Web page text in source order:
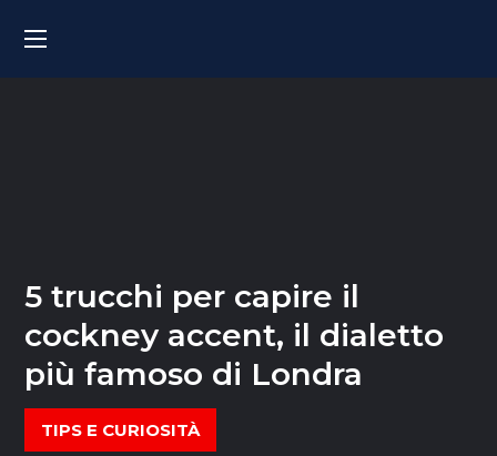
5 trucchi per capire il
cockney accent, il dialetto
più famoso di Londra
TIPS E CURIOSITÀ